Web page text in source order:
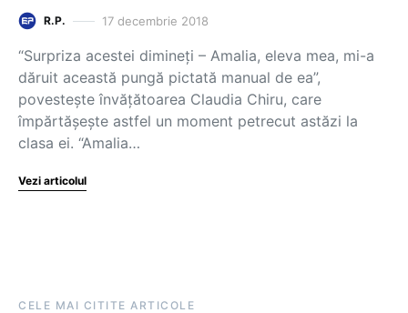
R.P. 17 decembrie 2018
“Surpriza acestei dimineți – Amalia, eleva mea, mi-a
dăruit această pungă pictată manual de ea”,
povestește învățătoarea Claudia Chiru, care
împărtășește astfel un moment petrecut astăzi la
clasa ei. “Amalia…
Vezi articolul
CELE MAI CITITE ARTICOLE